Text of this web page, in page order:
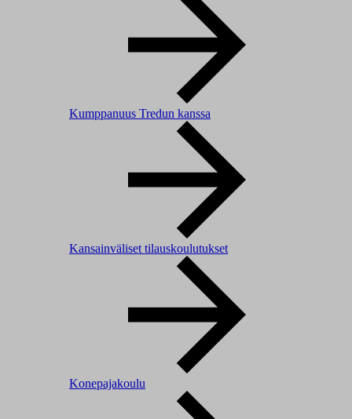
Kumppanuus Tredun kanssa
Kansainväliset tilauskoulutukset
Konepajakoulu